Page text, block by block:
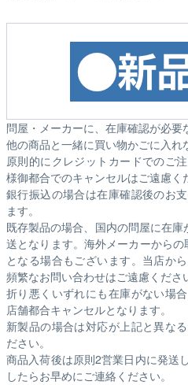
問屋・メーカーに、在庫確認が必要
他の商品と一緒に買い物かごに入れ
原則的にクレジットカードでのご
様御都合でのキャンセルはご遠慮く
銀行振込の場合は在庫確認後のお
ます。
既存製品の場合、国内の問屋に在
送となります。海外メーカーから
となる場合もございます。 当店か
頻繁なお問い合わせはご遠慮くださ
折り悪くいずれにも在庫がない場
店舗都合キャンセルとなります。
新製品の場合は対応が上記と異な
ださい。
商品入荷後は原則2営業日内に発送
したらお早めにご連絡ください。